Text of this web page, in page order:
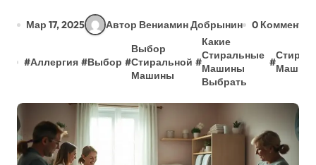
Мар 17, 2025 Автор Вениамин Добрынин 0
#Аллергия #Выбор #
Выбор
Стиральной
Машины
#
Какие
Стиральные
Машины
Выбрать
#